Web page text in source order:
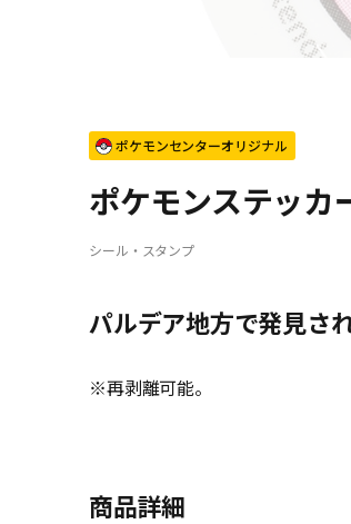
ポケモンセンターオリジナル
ポケモンステッカ
シール・スタンプ
パルデア地方で発見さ
※再剥離可能。
商品詳細